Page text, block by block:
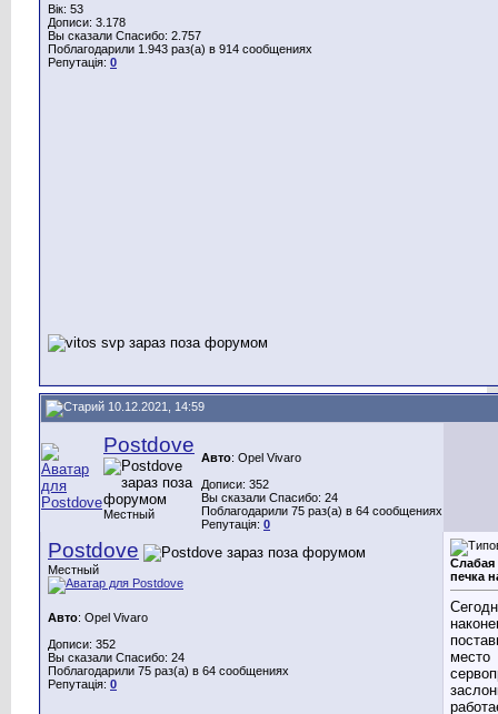
Вік: 53
Дописи: 3.178
Вы сказали Спасибо: 2.757
Поблагодарили 1.943 раз(а) в 914 сообщениях
Репутація: 0
10.12.2021, 14:59
Postdove
Местный
Авто: Opel Vivaro
Дописи: 352
Вы сказали Спасибо: 24
Поблагодарили 75 раз(а) в 64 сообщениях
Репутація: 0
Postdove
Местный
Авто: Opel Vivaro
Дописи: 352
Вы сказали Спасибо: 24
Поблагодарили 75 раз(а) в 64 сообщениях
Репутація: 0
Слабая
печка
место